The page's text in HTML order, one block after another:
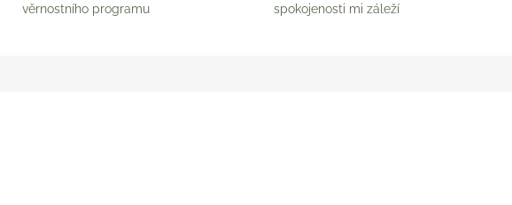
věrnostního programu
spokojenosti mi záleží